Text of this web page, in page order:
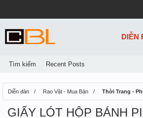
Diễn đàn Rao Vặt - Mua Bán Thời Trang -
GIẤY LÓT HỘP BÁNH
DIỄN
Tìm kiếm Recent Posts